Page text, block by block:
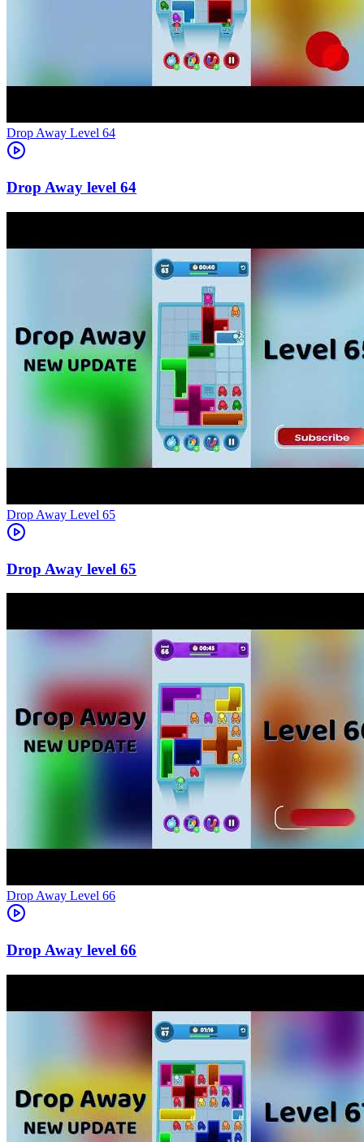
Level 64
64
Level 65
65
Level 66
66